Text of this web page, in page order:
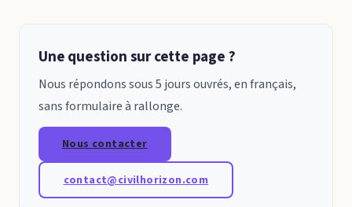
Une question sur cette page ?
Nous répondons sous 5 jours ouvrés, en français,
sans formulaire à rallonge.
Nous contacter
contact@civilhorizon.com